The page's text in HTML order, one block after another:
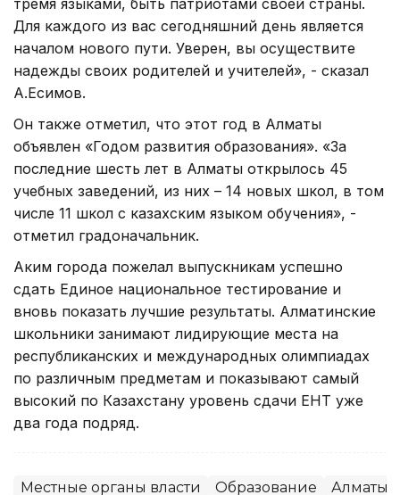
Для каждого из вас сегодняшний день является
началом нового пути. Уверен, вы осуществите
надежды своих родителей и учителей», - сказал
А.Есимов.
Он также отметил, что этот год в Алматы
объявлен «Годом развития образования». «За
последние шесть лет в Алматы открылось 45
учебных заведений, из них – 14 новых школ, в том
числе 11 школ с казахским языком обучения», -
отметил градоначальник.
Аким города пожелал выпускникам успешно
сдать Единое национальное тестирование и
вновь показать лучшие результаты. Алматинские
школьники занимают лидирующие места на
республиканских и международных олимпиадах
по различным предметам и показывают самый
высокий по Казахстану уровень сдачи ЕНТ уже
два года подряд.
Местные органы власти Образование Алматы